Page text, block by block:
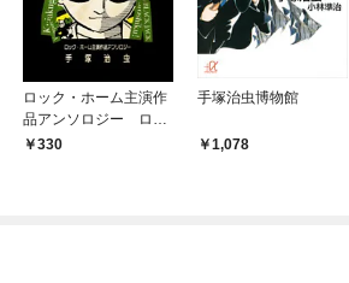
ロック・ホーム主演作
品アンソロジー ロッ
ク祭（フェスティバ
330
手塚治虫博物館
1,078